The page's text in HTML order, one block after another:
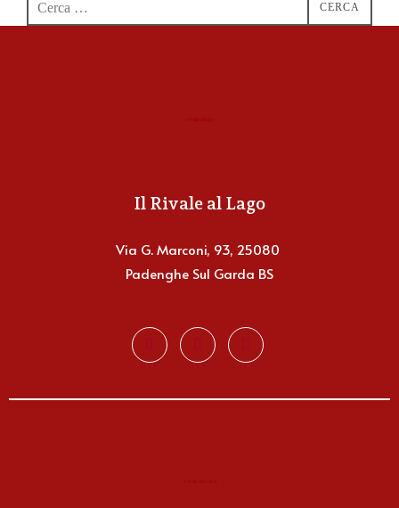
CERCA
Il Rivale al Lago
Via G. Marconi, 93, 25080
Padenghe Sul Garda BS